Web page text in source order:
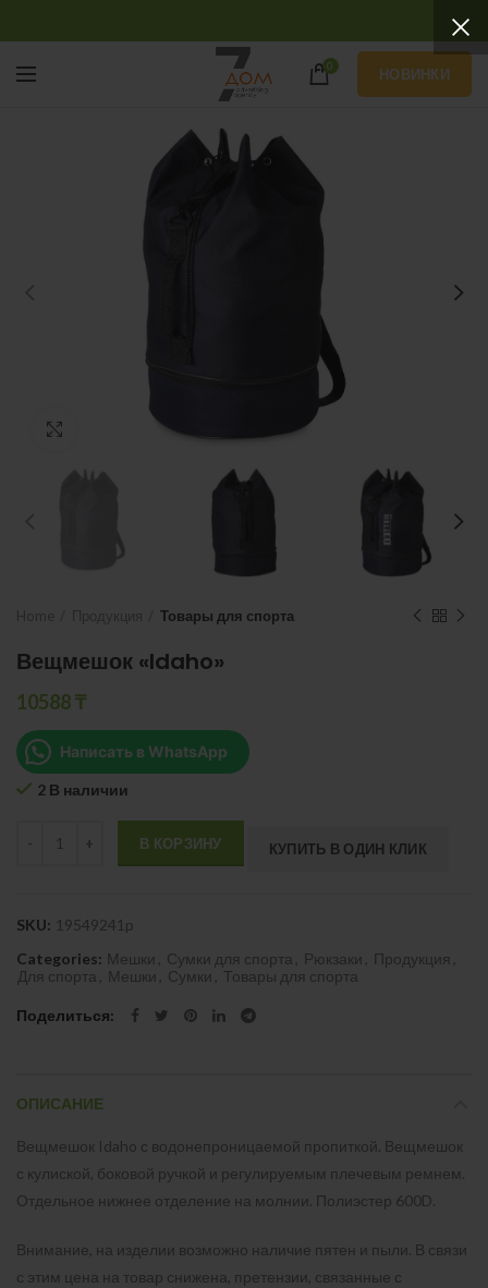
0 НОВИНКИ
Нажмите, чтобы увеличить
Товары для спорта
Вещмешок «Idaho»
10588₸
Написать в WhatsApp
2 В наличии
В КОРЗИНУ КУПИТЬ В ОДИН КЛИК
SKU: 19549241p
Categories: Мешки Сумки для спорта Рюкзаки Продукция
Для спорта
Мешки Сумки Товары для спорта
Поделиться
ОПИСАНИЕ
Вещмешок Idaho с водонепроницаемой пропиткой. Вещмешок
с кулиской, боковой ручкой и регулируемым плечевым ремнем.
Отдельное нижнее отделение на молнии. Полиэстер 600D.
Внимание, на изделии возможно наличие пятен и пыли. В связи
с этим цена на товар снижена, претензии, связанные с